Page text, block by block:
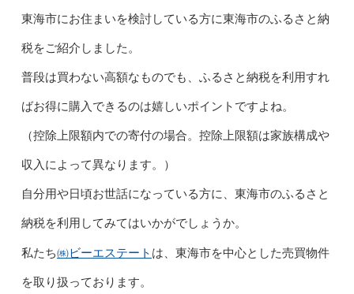
東海市にお住まいを検討している方に東海市のふるさと納
税をご紹介しました。
普段は買わない高額なものでも、ふるさと納税を利用すれ
ばお得に購入できるのは嬉しいポイントですよね。
（控除上限額内での寄付の場合。控除上限額は家族構成や
収入によって異なります。）
自分用や日頃お世話になっている方に、東海市のふるさと
納税を利用してみてはいかがでしょうか。
私たち㈱ビーエステート は、東海市を中心とした売買物件
を取り扱っております。